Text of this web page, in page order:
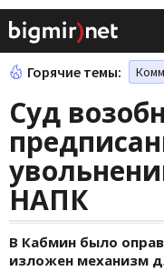
Горячие темы:
Суд
НАПК
В Кабмин было
изложен механизм